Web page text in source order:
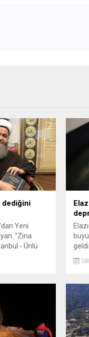
dediğini
Yeni
"Zina
- Ünlü
katıldığı
taş atılmalı.
geldi.